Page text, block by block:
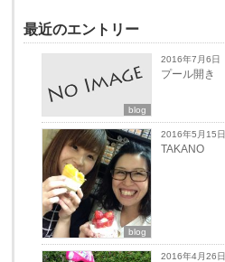
最近のエントリー
blog
2016年7月6日
プール開き
blog
2016年5月15日
TAKANO
2016年4月26日